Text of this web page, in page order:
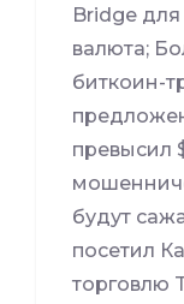
Bridge
валюта;
биткоин-
превысил
будут
посетил
торговлю